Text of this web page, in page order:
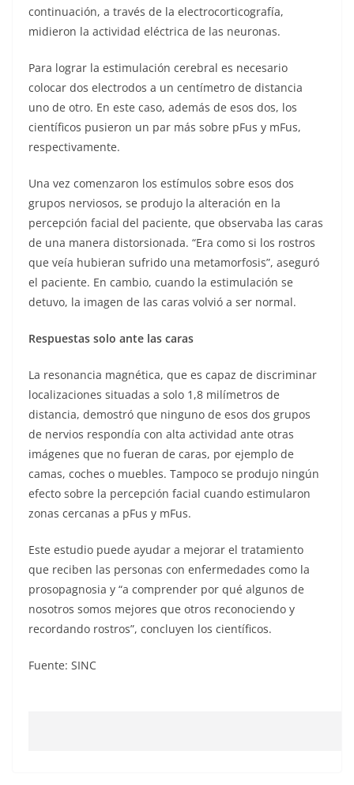
continuación, a través de la electrocorticografía,
midieron la actividad eléctrica de las neuronas.
Para lograr la estimulación cerebral es necesario
colocar dos electrodos a un centímetro de distancia
uno de otro. En este caso, además de esos dos, los
científicos pusieron un par más sobre pFus y mFus,
respectivamente.
Una vez comenzaron los estímulos sobre esos dos
grupos nerviosos, se produjo la alteración en la
percepción facial del paciente, que observaba las caras
de una manera distorsionada. “Era como si los rostros
que veía hubieran sufrido una metamorfosis”, aseguró
el paciente. En cambio, cuando la estimulación se
detuvo, la imagen de las caras volvió a ser normal.
Respuestas solo ante las caras
La resonancia magnética, que es capaz de discriminar
localizaciones situadas a solo 1,8 milímetros de
distancia, demostró que ninguno de esos dos grupos
de nervios respondía con alta actividad ante otras
imágenes que no fueran de caras, por ejemplo de
camas, coches o muebles. Tampoco se produjo ningún
efecto sobre la percepción facial cuando estimularon
zonas cercanas a pFus y mFus.
Este estudio puede ayudar a mejorar el tratamiento
que reciben las personas con enfermedades como la
prosopagnosia y “a comprender por qué algunos de
nosotros somos mejores que otros reconociendo y
recordando rostros”, concluyen los científicos.
Fuente: SINC